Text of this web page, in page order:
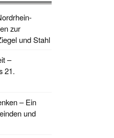
zur
und Stahl
–
21.
– Ein
und